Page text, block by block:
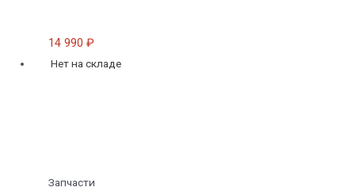
14 990₽
Нет на складе
Запчасти